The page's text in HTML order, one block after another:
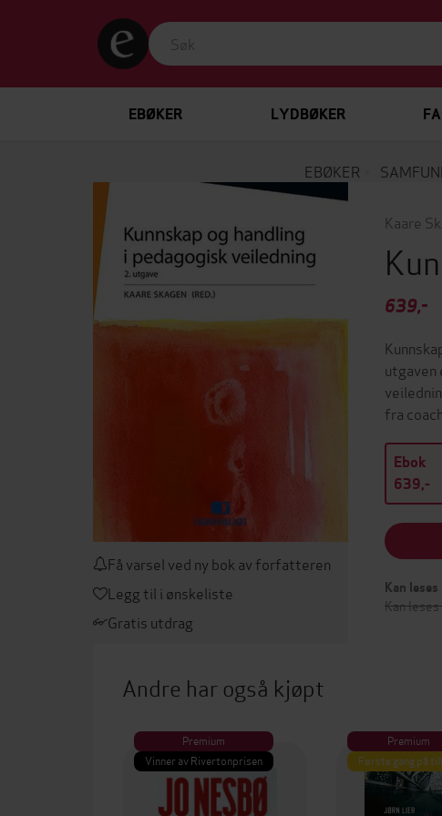
EBØKER LYDBØKER
EBØKER
Få varsel ved ny bok av forfatteren
Legg til i ønskeliste
Gratis utdrag
Kaare
639,-
fra
Ebok
639,-
Kan
Kan
Andre har også kjøpt
Premium
Vinner av Rivertonprisen
Premium
Første gang på